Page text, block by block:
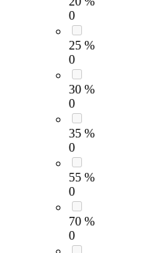
0
25 %
0
30 %
0
35 %
0
55 %
0
70 %
0